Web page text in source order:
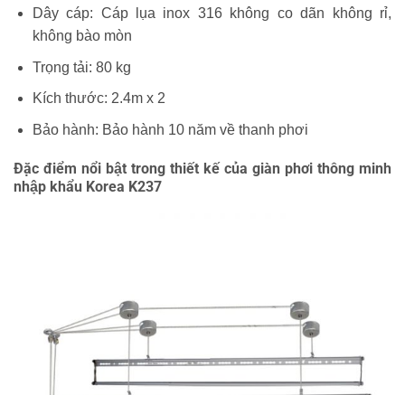
Dây cáp: Cáp lụa inox 316 không co dãn không rỉ,
không bào mòn
Trọng tải: 80 kg
Kích thước: 2.4m x 2
Bảo hành: Bảo hành 10 năm về thanh phơi
Đặc điểm nổi bật trong thiết kế của giàn phơi thông minh
nhập khẩu Korea K237